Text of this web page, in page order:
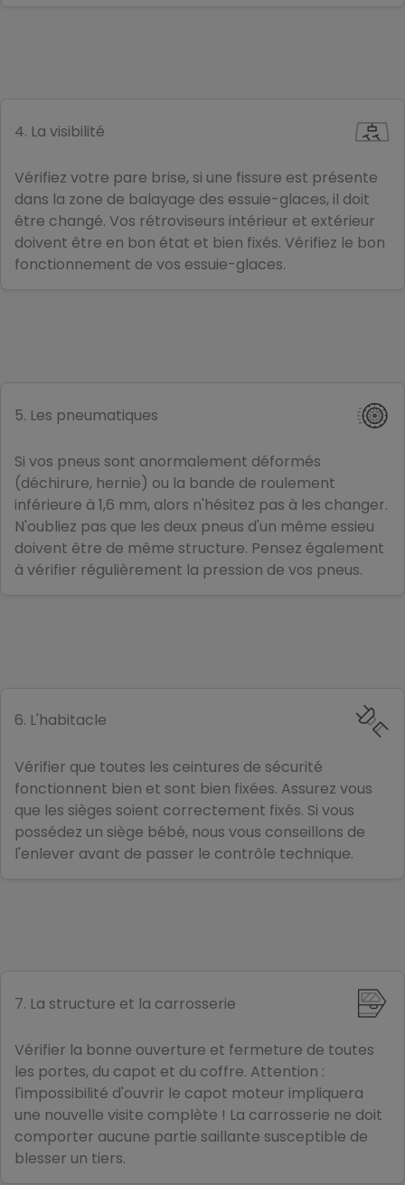
4. La visibilité
Vérifiez votre pare brise, si une fissure est présente
dans la zone de balayage des essuie-glaces, il doit
être changé. Vos rétroviseurs intérieur et extérieur
doivent être en bon état et bien fixés. Vérifiez le bon
fonctionnement de vos essuie-glaces.
5. Les pneumatiques
Si vos pneus sont anormalement déformés
(déchirure, hernie) ou la bande de roulement
inférieure à 1,6 mm, alors n'hésitez pas à les changer.
N'oubliez pas que les deux pneus d'un même essieu
doivent être de même structure. Pensez également
à vérifier régulièrement la pression de vos pneus.
6. L'habitacle
Vérifier que toutes les ceintures de sécurité
fonctionnent bien et sont bien fixées. Assurez vous
que les sièges soient correctement fixés. Si vous
possédez un siège bébé, nous vous conseillons de
l'enlever avant de passer le contrôle technique.
7. La structure et la carrosserie
Vérifier la bonne ouverture et fermeture de toutes
les portes, du capot et du coffre. Attention :
l'impossibilité d'ouvrir le capot moteur impliquera
une nouvelle visite complète ! La carrosserie ne doit
comporter aucune partie saillante susceptible de
blesser un tiers.